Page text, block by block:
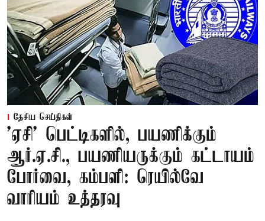
தேசிய செய்திகள்
'ஏசி' பெட்டிகளில், பயணிக்கும்
ஆர்.ஏ.சி., பயணியருக்கும் கட்டாயம்
போர்வை, கம்பளி: ரெயில்வே
வாரியம் உத்தரவு